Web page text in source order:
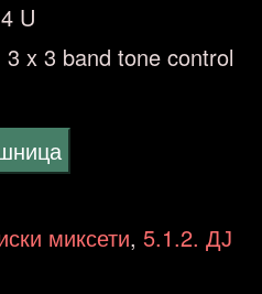
U
x 3 band tone control
миксети, 5.1.2. ДЈ